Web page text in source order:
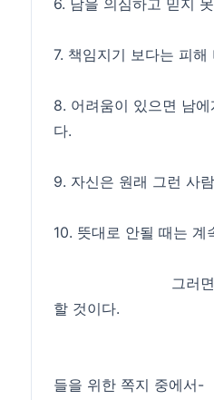
6. 남을 의심하고 믿지
7. 책임지기 보다는 피해
8. 어려움이 있으면 남
다.
9. 자신은 원래 그런 사
10. 뜻대로 안될 때는 계
그러면 당신
할 것이다.
-
들을 위한 쪽지 중에서-